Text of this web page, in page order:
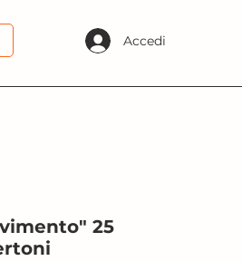
Accedi
25